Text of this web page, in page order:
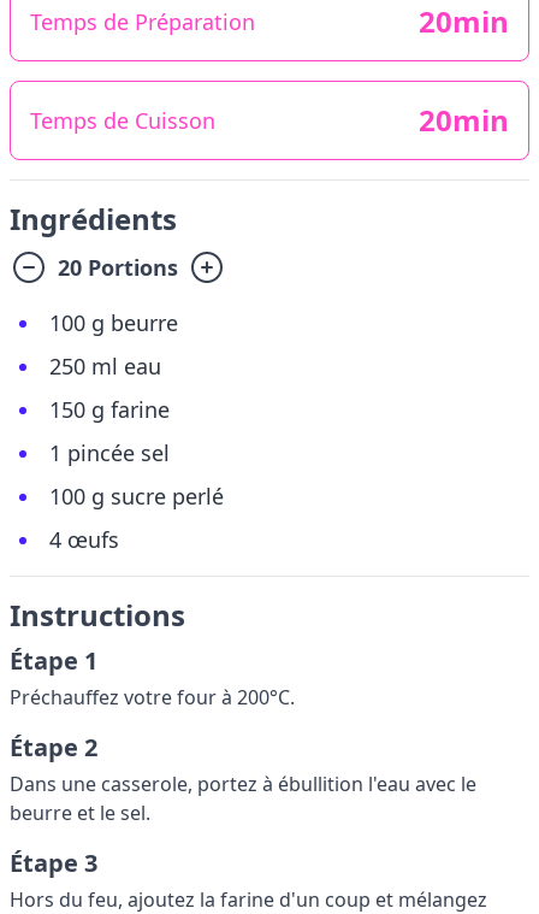
Temps de Préparation 20min
Temps de Cuisson 20min
Ingrédients
20 Portions
100 g beurre
250 ml eau
150 g farine
1 pincée sel
100 g sucre perlé
4 œufs
Instructions
Étape 1
Préchauffez votre four à 200°C.
Étape 2
Dans une casserole, portez à ébullition l'eau avec le
beurre et le sel.
Étape 3
Hors du feu, ajoutez la farine d'un coup et mélangez